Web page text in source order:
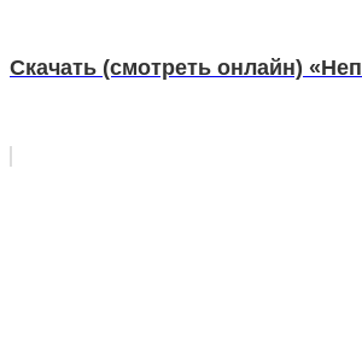
Скачать (смотреть онлайн)